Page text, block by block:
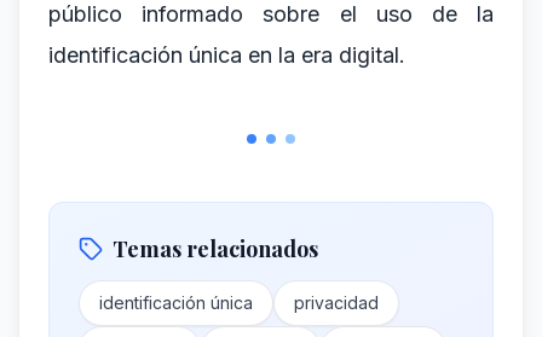
público informado sobre el uso de la
identificación única en la era digital.
Temas relacionados
identificación única privacidad